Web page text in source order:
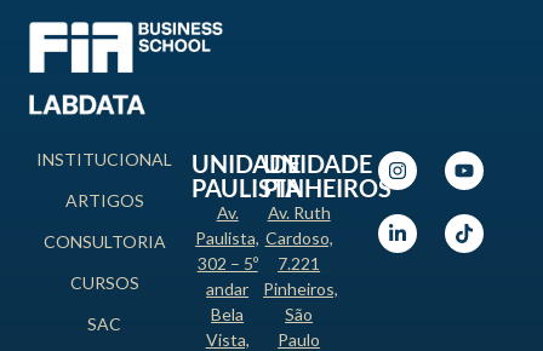
INSTITUCIONAL
ARTIGOS
CONSULTORIA
CURSOS
SAC
UNIDADE
PAULISTA
Av.
Paulista,
302 – 5º
andar
Bela
Vista,
UNIDADE
PINHEIROS
Av. Ruth
Cardoso,
7.221
Pinheiros,
São
Paulo